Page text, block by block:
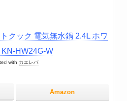
クック 電気無水鍋 2.4L ホワ
KN-HW24G-W
with カエレバ
Amazon